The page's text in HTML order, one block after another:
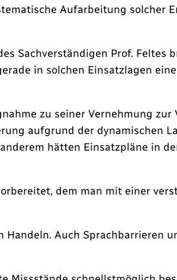
Aufarbeitung solcher
Sachverständigen Prof. Feltes
in solchen Einsatzlagen
zu seiner Vernehmung zur
aufgrund der dynamischen
hätten Einsatzpläne in
dem man mit einer
Handeln. Auch Sprachbarrieren